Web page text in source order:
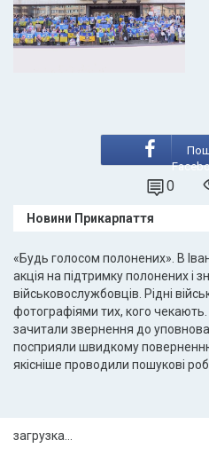
0
Новини Прикарпаття
«Будь голосом полонених». В
акція на підтримку полонених і
військовослужбовців. Рідні
фотографіями тих, кого
зачитали звернення до
посприяли швидкому
якісніше проводили пошукові
загрузка...